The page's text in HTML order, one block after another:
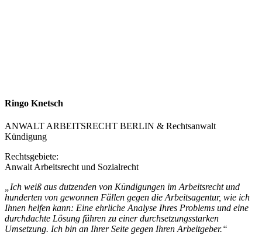
Ringo Knetsch
ANWALT ARBEITSRECHT BERLIN & Rechtsanwalt
Kündigung
Rechtsgebiete:
Anwalt Arbeitsrecht und Sozialrecht
„Ich weiß aus dutzenden von Kündigungen im Arbeitsrecht und
hunderten von gewonnen Fällen gegen die Arbeitsagentur, wie ich
Ihnen helfen kann: Eine ehrliche Analyse Ihres Problems und eine
durchdachte Lösung führen zu einer durchsetzungsstarken
Umsetzung. Ich bin an Ihrer Seite gegen Ihren Arbeitgeber.“